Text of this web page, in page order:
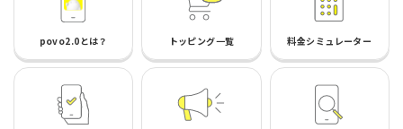
povo2.0とは？ トッピング一覧 料金シミュレーター